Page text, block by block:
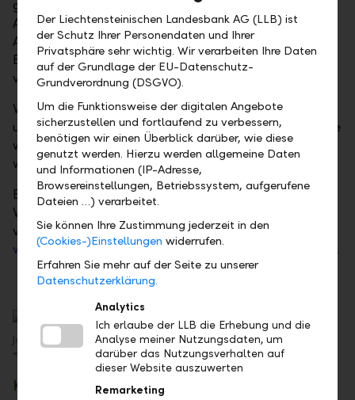
geboten. Elementar ist eine fortlaufende
Aktualisierung des Computer-Betriebssystems, des
Antivirusprogramms und des Browsers. Das E-
Banking-Passwort darf nicht für andere Log-ins
verwendet werden.
Vom E-Banking sollte man sich manuell abmelden
und nicht nur den Browser schliessen. Auf der Website
www.ebas.ch der Hochschule Luzern finden Sie
weitere hilfreiche Tipps und Anleitungen.
Beim E-Banking der LLB werden laufend neueste
Verfahren und Methoden zur Cybersicherheit
verwendet. Weitere Informationen gibt es auf
www.llb.li/onlinebankingund aufwww.llb.li/mobile .
Jousry Abdel-Khalek, Leiter Group Business Risk Management,
<br>Liechtensteinische Landesbank AG
Kontakt
Der Liechtensteinischen Landesbank AG (LLB) ist
der Schutz Ihrer Personendaten und Ihrer
Privatsphäre sehr wichtig. Wir verarbeiten Ihre Daten
auf der Grundlage der EU-Datenschutz-
Grundverordnung (DSGVO).
Um die Funktionsweise der digitalen Angebote
sicherzustellen und fortlaufend zu verbessern,
benötigen wir einen Überblick darüber, wie diese
genutzt werden. Hierzu werden allgemeine Daten
und Informationen (IP-Adresse,
Browsereinstellungen, Betriebssystem, aufgerufene
Dateien …) verarbeitet.
Sie können Ihre Zustimmung jederzeit in den
(Cookies-)Einstellungen widerrufen.
Erfahren Sie mehr auf der Seite zu unserer
Datenschutzerklärung.
Analytics
Ich erlaube der LLB die Erhebung und die
Analyse meiner Nutzungsdaten, um
darüber das Nutzungsverhalten auf
dieser Website auszuwerten
Remarketing